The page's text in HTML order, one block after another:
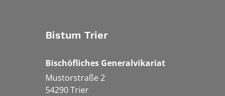
Bistum Trier
Bischöfliches Generalvikariat
Mustorstraße 2
54290Trier